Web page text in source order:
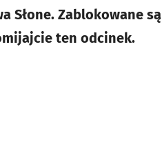
Słone. Zablokowane są
ten odcinek.